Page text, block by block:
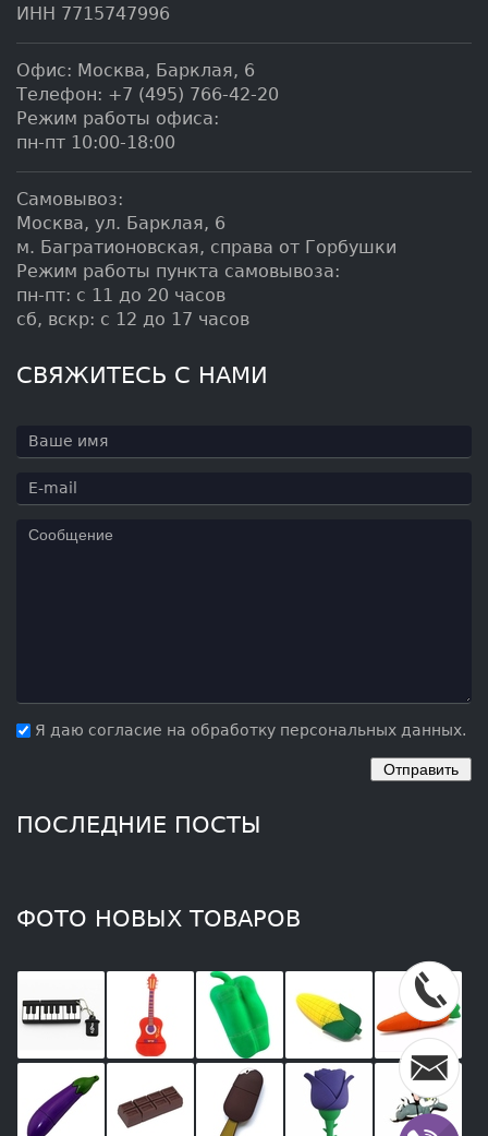
ИНН 7715747996
Офис: Москва, Барклая, 6
Телефон: +7 (495) 766-42-20
Режим работы офиса:
пн-пт 10:00-18:00
Самовывоз:
Москва, ул. Барклая, 6
м. Багратионовская, справа от Горбушки
Режим работы пункта самовывоза:
пн-пт: с 11 до 20 часов
сб, вскр: с 12 до 17 часов
СВЯЖИТЕСЬ С НАМИ
Я даю согласие на обработку персональных данных.
ПОСЛЕДНИЕ ПОСТЫ
ФОТО НОВЫХ ТОВАРОВ